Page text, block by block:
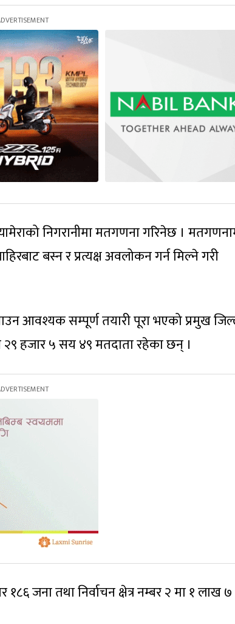
निगरानीमा मतगणना गरिनेछ ।
बस्न र प्रत्यक्ष अवलोकन गर्न मिल्ने गरी
आवश्यक सम्पूर्ण तयारी पूरा भएको प्रमुख
हजार ५ सय ४९ मतदाता रहेका छन् ।
१८६ जना तथा निर्वाचन क्षेत्र नम्बर २ मा १ लाख ७